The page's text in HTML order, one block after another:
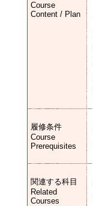
Course
Content / Plan
履修条件
Course
Prerequisites
関連する科目
Related
Courses